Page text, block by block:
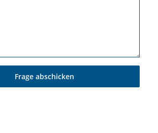
Frage abschicken